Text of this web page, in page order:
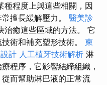
種程度上與這些相關，因
擅長緩解壓力。 醫美診
治癒這些區域的方法。 它
術和補充塑形技術。 柬
計 人工植牙技術解析 淋
程序，它影響結締組織，
而幫助淋巴液的正常流